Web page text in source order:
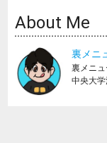
About Me
裏メニ
裏メニュ
中央大